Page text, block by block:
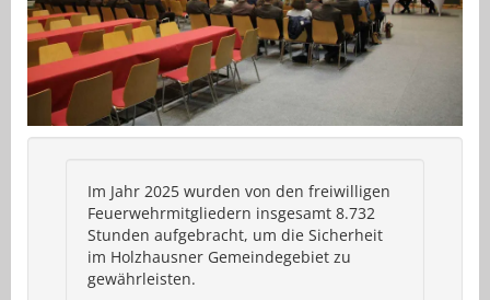
Im Jahr 2025 wurden von den freiwilligen
Feuerwehrmitgliedern insgesamt 8.732
Stunden aufgebracht, um die Sicherheit
im Holzhausner Gemeindegebiet zu
gewährleisten.